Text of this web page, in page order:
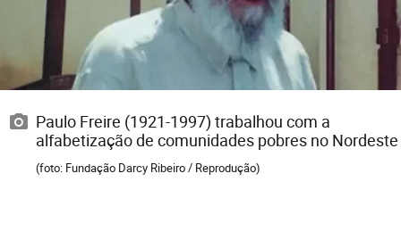
Paulo Freire (1921-1997) trabalhou com a
alfabetização de comunidades pobres no Nordeste
(foto: Fundação Darcy Ribeiro / Reprodução)